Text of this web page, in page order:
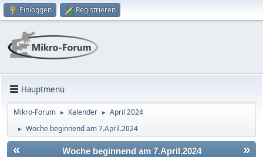
Einloggen Registrieren
Hauptmenü
Mikro-Forum ► Kalender ► April 2024
► Woche beginnend am 7.April.2024
« »
Woche beginnend am 7.April.2024